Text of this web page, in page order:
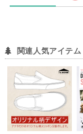
関連人気アイテム